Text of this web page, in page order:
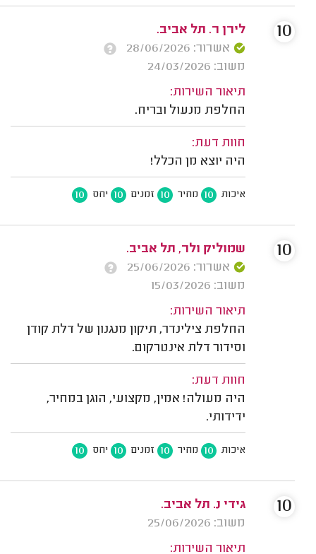
לירן ר. תל אביב.
אשרור: 28/06/2026
משוב: 24/03/2026
תיאור השירות:
החלפת מנעול ובריח.
חוות דעת:
היה יוצא מן הכלל!
איכות 10 מחיר 10 זמנים 10 יחס 10
10
שמוליק ולר, תל אביב.
אשרור: 25/06/2026
משוב: 15/03/2026
תיאור השירות:
החלפת צילינדר, תיקון מנגנון של דלת קודן
וסידור דלת אינטרקום.
חוות דעת:
היה מעולה! אמין, מקצועי, הוגן במחיר,
ידידותי.
איכות 10 מחיר 10 זמנים 10 יחס 10
10
גידי נ. תל אביב.
משוב: 25/06/2026
תיאור השירות:
10